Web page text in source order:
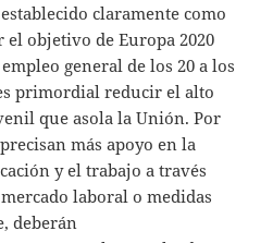
claramente como
el objetivo de Europa 2020
general de los 20 a los
primordial reducir el alto
que asola la Unión. Por
más apoyo en la
y el trabajo a través
laboral o medidas
deberán